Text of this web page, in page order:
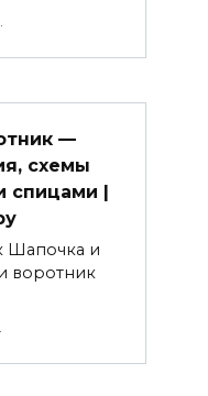
—
схемы
спицами |
Шапочка и
воротник